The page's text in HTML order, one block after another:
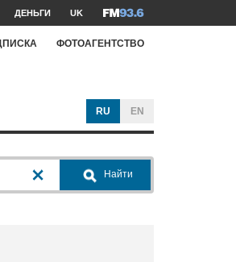
ДЕНЬГИ UK
ФОТОАГЕНТСТВО
RU EN
Найти